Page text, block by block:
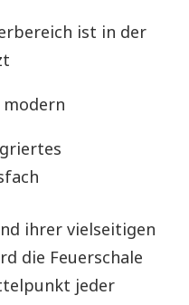
ist in der
ihrer vielseitigen
die Feuerschale
jeder